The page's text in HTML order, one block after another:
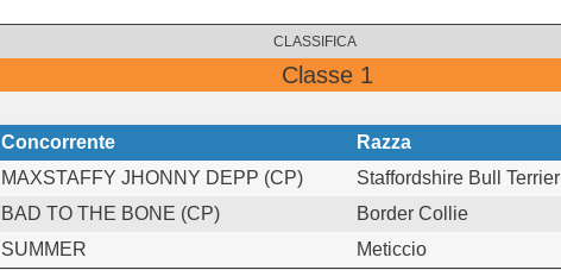
CLASSIFICA
Classe 1
Concorrente Razza
MAXSTAFFY JHONNY DEPP (CP) Staffordshire Bull Terrier
BAD TO THE BONE (CP) Border Collie
SUMMER Meticcio